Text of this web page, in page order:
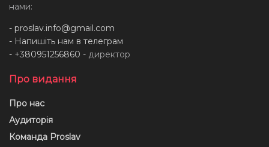
нами:
- proslav.info@gmail.com
- Напишіть нам в телеграм
- +380951256860 - директор
Про видання
Про нас
Аудиторія
Команда Proslav